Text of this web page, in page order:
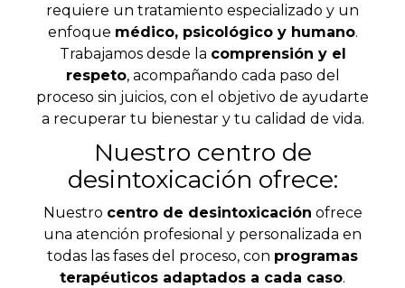
requiere un tratamiento especializado y un
enfoque médico, psicológico y humano.
Trabajamos desde la comprensión y el
respeto, acompañando cada paso del
proceso sin juicios, con el objetivo de ayudarte
a recuperar tu bienestar y tu calidad de vida.
Nuestro centro de
desintoxicación ofrece:
Nuestro centro de desintoxicación ofrece
una atención profesional y personalizada en
todas las fases del proceso, con programas
terapéuticos adaptados a cada caso.